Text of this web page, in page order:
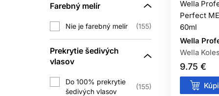
Tieto skupiny majú
Bežné odtiene Koleston Perfect
Blonde sa zvyčajne mieša 1
Farebný melír
Nie je farebný melír 155
Prekrytie šedivých
vlasov
Do 100% prekrytie
šedivých vlasov
155
Wella
Perfect
60ml
Wella
Wella
9.75 €